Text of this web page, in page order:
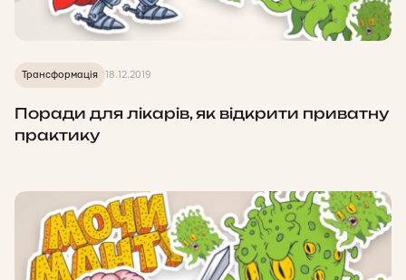
Трансформація 18.12.2019
Поради для лікарів, як відкрити приватну
практику